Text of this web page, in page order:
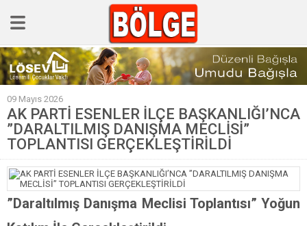
GÜNCEL
POLİTİKA
Polis & Adliye
SPOR
EKONOMİ
YAZARLAR
09 Mayıs 2026
AK PARTİ ESENLER İLÇE BAŞKANLIĞI’NCA
”DARALTILMIŞ DANIŞMA MECLİSİ”
TOPLANTISI GERÇEKLEŞTİRİLDİ
”Daraltılmış Danışma Meclisi Toplantısı” Yoğun